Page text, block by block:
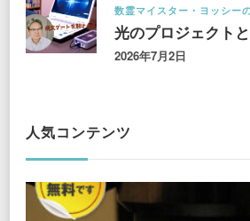
数霊マイスター・ヨッシー
光のプロジェクト
2026年7月2日
人気コンテンツ